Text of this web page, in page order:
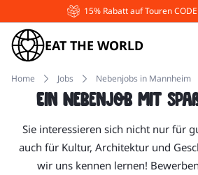
15% Rabatt auf Touren
EAT THE WORLD
Home Jobs Nebenjobs in Mannheim
Ein Nebenjob mit
Sie interessieren sich nicht nur für
auch für Kultur, Architektur und
wir uns kennen lernen!